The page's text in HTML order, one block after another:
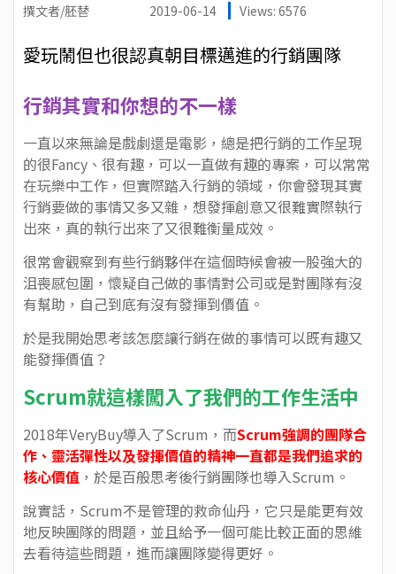
撰文者/胚替 2019-06-14 Views: 6576
愛玩鬧但也很認真朝目標邁進的行銷團隊
行銷其實和你想的不一樣
一直以來無論是戲劇還是電影，總是把行銷的工作呈現
的很Fancy、很有趣，可以一直做有趣的專案，可以常常
在玩樂中工作，但實際踏入行銷的領域，你會發現其實
行銷要做的事情又多又雜，想發揮創意又很難實際執行
出來，真的執行出來了又很難衡量成效。
很常會觀察到有些行銷夥伴在這個時候會被一股強大的
沮喪感包圍，懷疑自己做的事情對公司或是對團隊有沒
有幫助，自己到底有沒有發揮到價值。
於是我開始思考該怎麼讓行銷在做的事情可以既有趣又
能發揮價值？
Scrum就這樣闖入了我們的工作生活中
2018年VeryBuy導入了Scrum，而Scrum強調的團隊合
作、靈活彈性以及發揮價值的精神一直都是我們追求的
核心價值 ，於是百般思考後行銷團隊也導入Scrum。
說實話，Scrum不是管理的救命仙丹，它只是能更有效
地反映團隊的問題，並且給予一個可能比較正面的思維
去看待這些問題，進而讓團隊變得更好。